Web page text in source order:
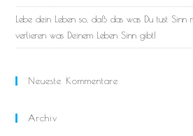
Lebe dein Leben so, daß das was Du tust Sinn
verlieren was Deinem Leben Sinn gibt!
Neueste Kommentare
Archiv